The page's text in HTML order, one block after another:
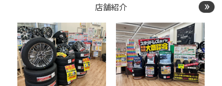
店舗紹介